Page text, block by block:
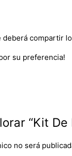
deberá compartir
su preferencia!
“Kit
no será